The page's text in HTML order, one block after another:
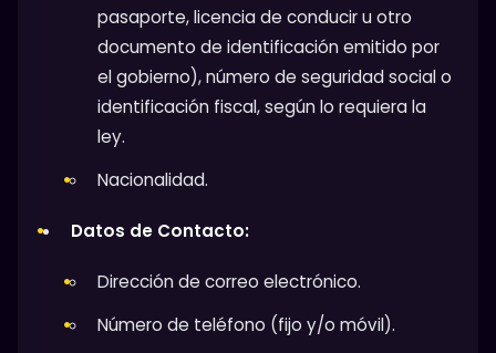
pasaporte, licencia de conducir u otro
documento de identificación emitido por
el gobierno), número de seguridad social o
identificación fiscal, según lo requiera la
ley.
Nacionalidad.
Datos de Contacto:
Dirección de correo electrónico.
Número de teléfono (fijo y/o móvil).